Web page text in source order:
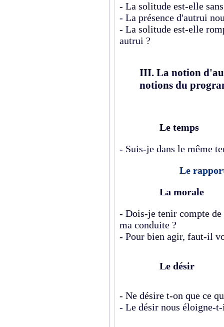
- La solitude est-elle
- La présence d'autrui
- La solitude est-elle
autrui ?
III. La notion
notions du
Le temps
- Suis-je dans le même
Le
La morale
- Dois-je tenir compte
ma conduite ?
- Pour bien agir, faut-il
Le désir
- Ne désire t-on que ce
- Le désir nous éloigne-